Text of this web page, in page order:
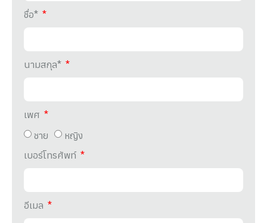
ชื่อ*
นามสกุล*
เพศ
ชาย
หญิง
เบอร์โทรศัพท์
อีเมล